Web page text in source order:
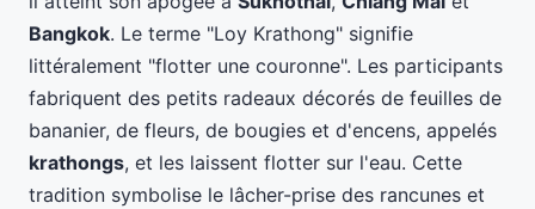
Bangkok. Le terme "Loy Krathong" signifie
littéralement "flotter une couronne". Les participants
fabriquent des petits radeaux décorés de feuilles de
bananier, de fleurs, de bougies et d'encens, appelés
krathongs, et les laissent flotter sur l'eau. Cette
tradition symbolise le lâcher-prise des rancunes et